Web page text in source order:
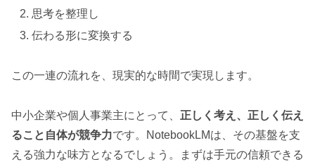
思考を整理し
伝わる形に変換する
この一連の流れを、現実的な時間で実現します。
中小企業や個人事業主にとって、 正しく考え、正しく伝え
ること自体が競争力です。NotebookLMは、その基盤を支
える強力な味方となるでしょう。まずは手元の信頼できる